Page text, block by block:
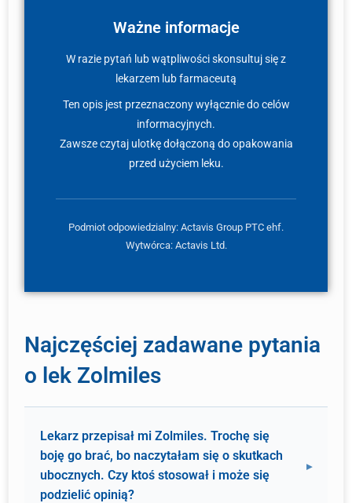
Ważne informacje
W razie pytań lub wątpliwości skonsultuj się z
lekarzem lub farmaceutą
Ten opis jest przeznaczony wyłącznie do celów
informacyjnych.
Zawsze czytaj ulotkę dołączoną do opakowania
przed użyciem leku.
Podmiot odpowiedzialny: Actavis Group PTC ehf.
Wytwórca: Actavis Ltd.
Najczęściej zadawane pytania
o lek Zolmiles
Lekarz przepisał mi Zolmiles. Trochę się
boję go brać, bo naczytałam się o skutkach
ubocznych. Czy ktoś stosował i może się
podzielić opinią?